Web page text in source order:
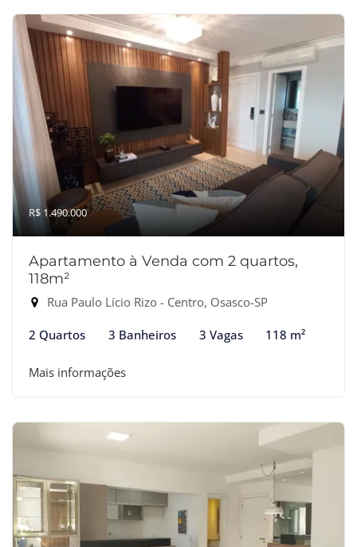
R$ 1.490.000
Apartamento à Venda com 2 quartos,
118m²
Rua Paulo Lício Rizo - Centro, Osasco-SP
2 Quartos 3 Banheiros 3 Vagas 118 m²
Mais informações